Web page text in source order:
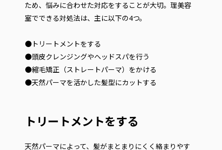
ため、悩みに合わせた対応をすることが大切。理美容
室でできる対処法は、主に以下の4つ。
●トリートメントをする
●頭皮クレンジングやヘッドスパを行う
●縮毛矯正（ストレートパーマ）をかける
●天然パーマを活かした髪型にカットする
トリートメントをする
天然パーマによって、髪がまとまりにくく絡まりやす